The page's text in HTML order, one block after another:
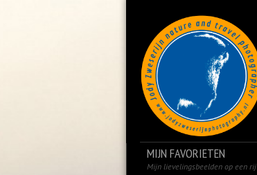
MIJN FAVORIETEN
Mijn lievelingsbeelden op een rij